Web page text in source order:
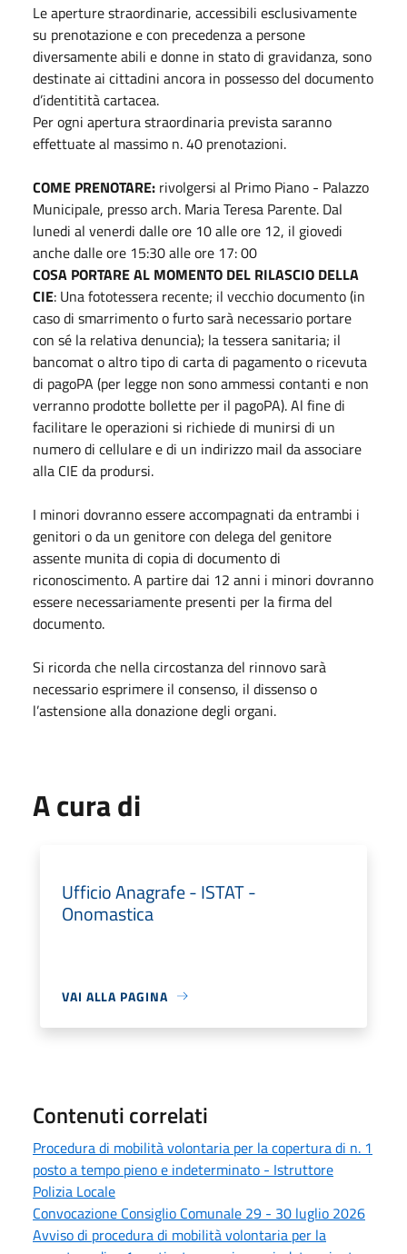
Le aperture straordinarie, accessibili esclusivamente
su prenotazione e con precedenza a persone
diversamente abili e donne in stato di gravidanza, sono
destinate ai cittadini ancora in possesso del documento
d’identitità cartacea.
Per ogni apertura straordinaria prevista saranno
effettuate al massimo n. 40 prenotazioni.
COME PRENOTARE: rivolgersi al Primo Piano - Palazzo
Municipale, presso arch. Maria Teresa Parente. Dal
lunedi al venerdi dalle ore 10 alle ore 12, il giovedi
anche dalle ore 15:30 alle ore 17: 00
COSA PORTARE AL MOMENTO DEL RILASCIO DELLA
CIE: Una fototessera recente; il vecchio documento (in
caso di smarrimento o furto sarà necessario portare
con sé la relativa denuncia); la tessera sanitaria; il
bancomat o altro tipo di carta di pagamento o ricevuta
di pagoPA (per legge non sono ammessi contanti e non
verranno prodotte bollette per il pagoPA). Al fine di
facilitare le operazioni si richiede di munirsi di un
numero di cellulare e di un indirizzo mail da associare
alla CIE da prodursi.
I minori dovranno essere accompagnati da entrambi i
genitori o da un genitore con delega del genitore
assente munita di copia di documento di
riconoscimento. A partire dai 12 anni i minori dovranno
essere necessariamente presenti per la firma del
documento.
Si ricorda che nella circostanza del rinnovo sarà
necessario esprimere il consenso, il dissenso o
l’astensione alla donazione degli organi.
A cura di
Ufficio Anagrafe - ISTAT -
Onomastica
VAI ALLA PAGINA
Contenuti correlati
Procedura di mobilità volontaria per la copertura di n. 1
posto a tempo pieno e indeterminato - Istruttore
Polizia Locale
Convocazione Consiglio Comunale 29 - 30 luglio 2026
Avviso di procedura di mobilità volontaria per la